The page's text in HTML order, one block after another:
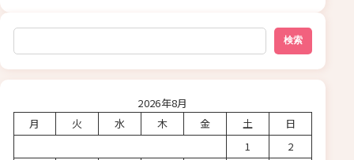
検索
検索
2026年8月
月
火 水 木 金 土
日
1
2